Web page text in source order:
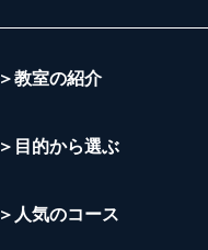
＞教室の紹介
＞目的から選ぶ
＞人気のコース